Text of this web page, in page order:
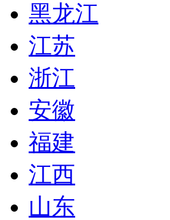
黑龙江
江苏
浙江
安徽
福建
江西
山东